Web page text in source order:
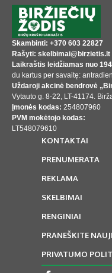
Skambinti: +370 603 22827
Rašyti: skelbimai@birzietis.lt
Laikraštis leidžiamas nuo
du kartus per savaitę:
Uždaroji akcinė bendrovė
Vytauto g. 8-22, LT-41174.
Įmonės kodas: 254807960
PVM mokėtojo kodas:
LT548079610
KONTAKTAI
PRENUMERATA
REKLAMA
SKELBIMAI
RENGINIAI
PRANEŠKITE
PRIVATUMO